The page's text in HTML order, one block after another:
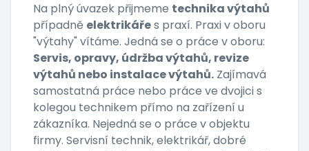
Na plný úvazek přijmeme technika výtahů
případně elektrikářes praxí. Praxi v oboru
"výtahy" vítáme. Jedná se o práce v oboru:
Servis, opravy, údržba výtahů, revize
výtahů nebo instalace výtahů. Zajímavá
samostatná práce nebo práce ve dvojici s
kolegou technikem přímo na zařízení u
zákazníka. Nejedná se o práce v objektu
firmy. Servisní technik, elektrikář, dobré